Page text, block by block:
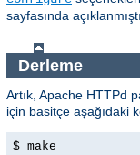
sayfasında
Derleme
Artık, Apache HTTPd
için basitçe aşağıdaki
$ make